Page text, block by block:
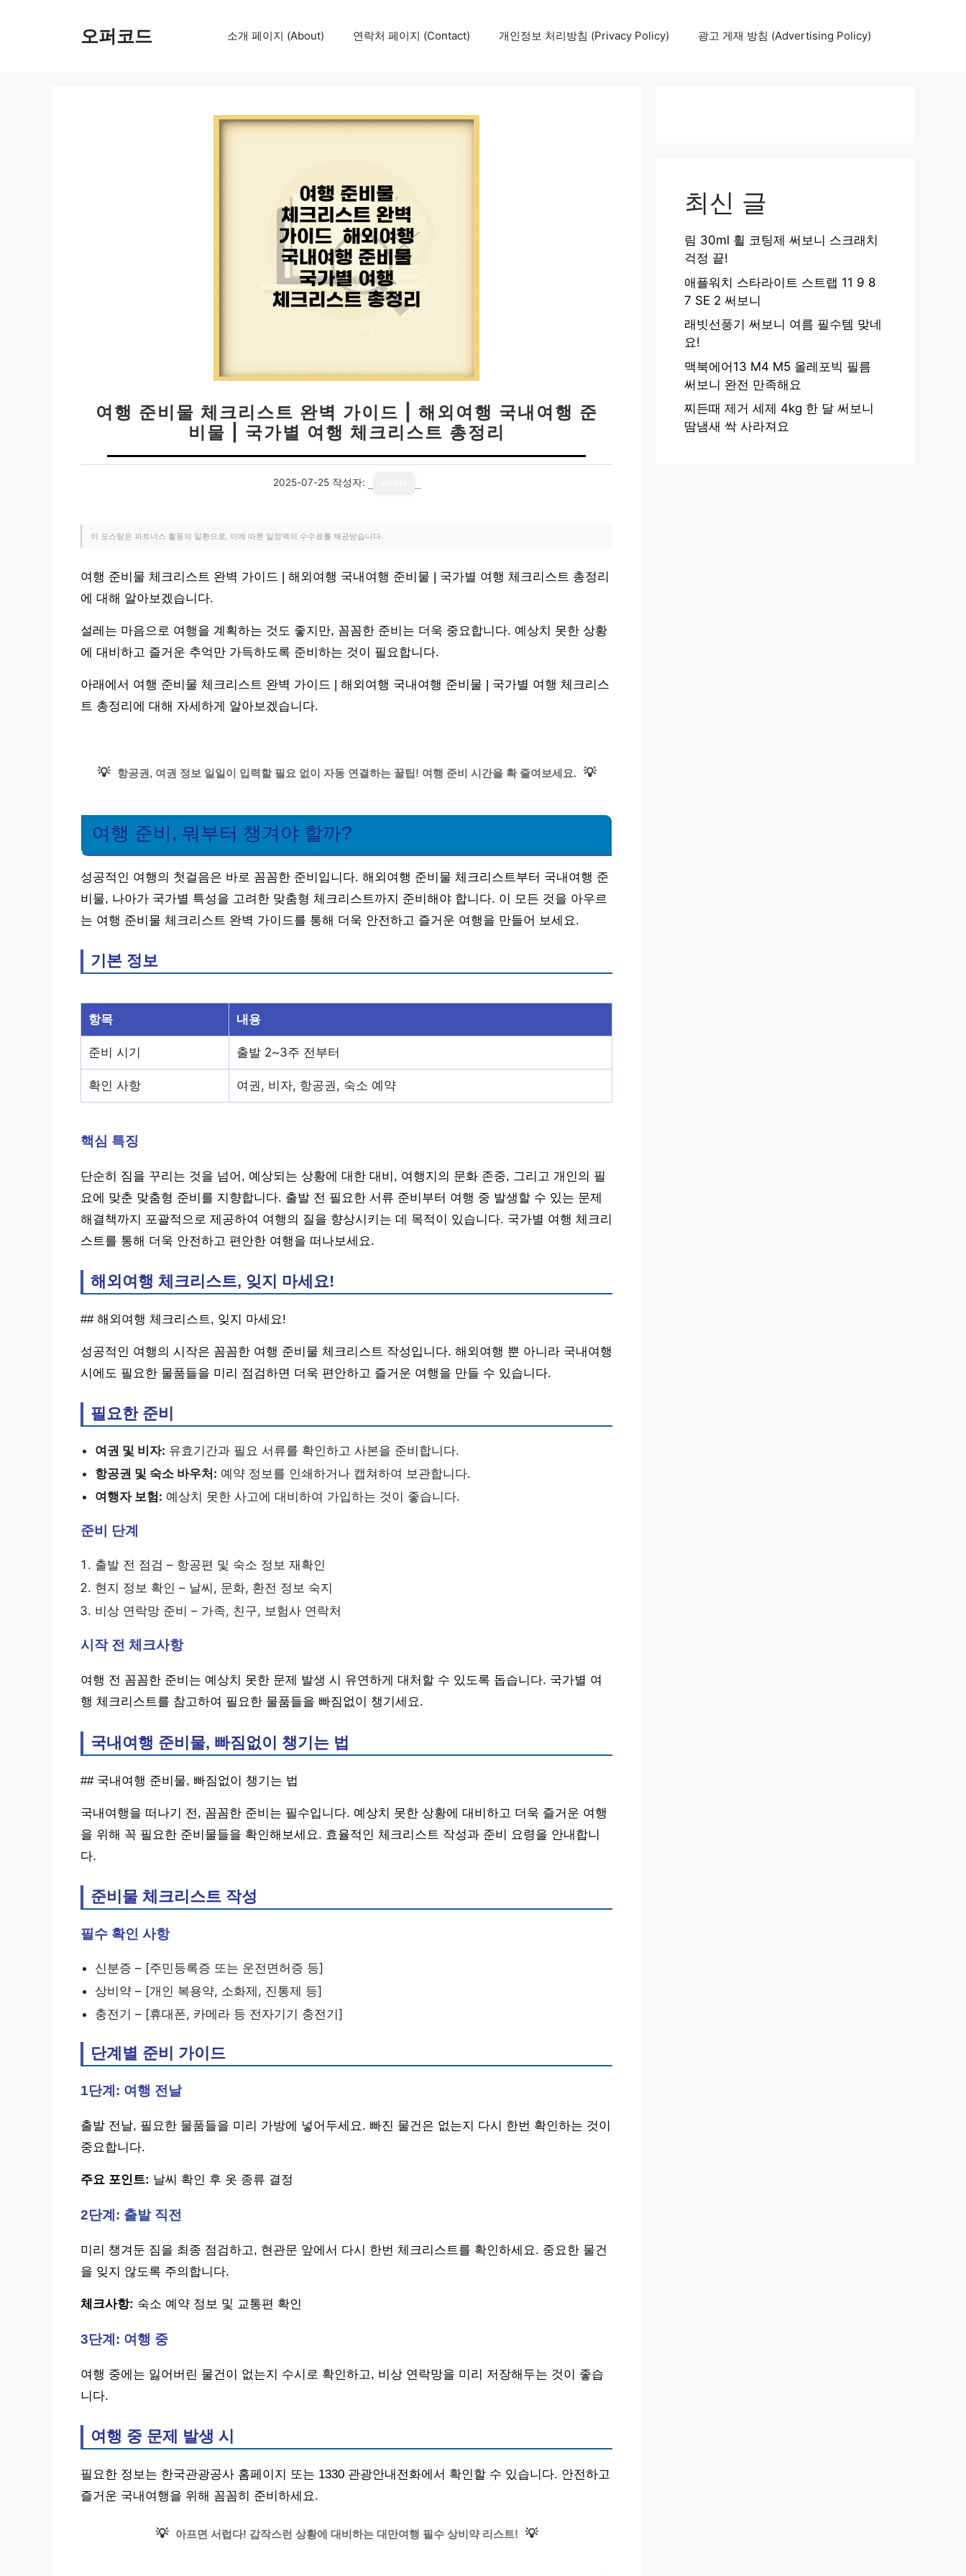
오퍼코드 소개 페이지 (About) 연락처 페이지 (Contact) 개인정보 처리방침 (Privacy Policy) 광고 게재 방침 (Advertising Policy)
여행 준비물 체크리스트 완벽 가이드 | 해외여행 국내여행 준
비물 | 국가별 여행 체크리스트 총정리
2025-07-25 작성자:
이 포스팅은 파트너스 활동의 일환으로, 이에 따른 일정액의 수수료를 제공받습니다.
여행 준비물 체크리스트 완벽 가이드 | 해외여행 국내여행 준비물 | 국가별 여행 체크리스트 총정리
에 대해 알아보겠습니다.
설레는 마음으로 여행을 계획하는 것도 좋지만, 꼼꼼한 준비는 더욱 중요합니다. 예상치 못한 상황
에 대비하고 즐거운 추억만 가득하도록 준비하는 것이 필요합니다.
아래에서 여행 준비물 체크리스트 완벽 가이드 | 해외여행 국내여행 준비물 | 국가별 여행 체크리스
트 총정리에 대해 자세하게 알아보겠습니다.
💡 항공권, 여권 정보 일일이 입력할 필요 없이 자동 연결하는 꿀팁! 여행 준비 시간을 확 줄여보세요. 💡
여행 준비, 뭐부터 챙겨야 할까?
성공적인 여행의 첫걸음은 바로 꼼꼼한 준비입니다. 해외여행 준비물 체크리스트부터 국내여행 준
비물, 나아가 국가별 특성을 고려한 맞춤형 체크리스트까지 준비해야 합니다. 이 모든 것을 아우르
는 여행 준비물 체크리스트 완벽 가이드를 통해 더욱 안전하고 즐거운 여행을 만들어 보세요.
기본 정보
항목 내용
준비 시기 출발 2~3주 전부터
확인 사항 여권, 비자, 항공권, 숙소 예약
핵심 특징
단순히 짐을 꾸리는 것을 넘어, 예상되는 상황에 대한 대비, 여행지의 문화 존중, 그리고 개인의 필
요에 맞춘 맞춤형 준비를 지향합니다. 출발 전 필요한 서류 준비부터 여행 중 발생할 수 있는 문제
해결책까지 포괄적으로 제공하여 여행의 질을 향상시키는 데 목적이 있습니다. 국가별 여행 체크리
스트를 통해 더욱 안전하고 편안한 여행을 떠나보세요.
해외여행 체크리스트, 잊지 마세요!
## 해외여행 체크리스트, 잊지 마세요!
성공적인 여행의 시작은 꼼꼼한 여행 준비물 체크리스트 작성입니다. 해외여행 뿐 아니라 국내여행
시에도 필요한 물품들을 미리 점검하면 더욱 편안하고 즐거운 여행을 만들 수 있습니다.
필요한 준비
여권 및 비자: 유효기간과 필요 서류를 확인하고 사본을 준비합니다.
항공권 및 숙소 바우처: 예약 정보를 인쇄하거나 캡쳐하여 보관합니다.
여행자 보험: 예상치 못한 사고에 대비하여 가입하는 것이 좋습니다.
준비 단계
출발 전 점검 – 항공편 및 숙소 정보 재확인
현지 정보 확인 – 날씨, 문화, 환전 정보 숙지
비상 연락망 준비 – 가족, 친구, 보험사 연락처
시작 전 체크사항
여행 전 꼼꼼한 준비는 예상치 못한 문제 발생 시 유연하게 대처할 수 있도록 돕습니다. 국가별 여
행 체크리스트를 참고하여 필요한 물품들을 빠짐없이 챙기세요.
국내여행 준비물, 빠짐없이 챙기는 법
## 국내여행 준비물, 빠짐없이 챙기는 법
국내여행을 떠나기 전, 꼼꼼한 준비는 필수입니다. 예상치 못한 상황에 대비하고 더욱 즐거운 여행
을 위해 꼭 필요한 준비물들을 확인해보세요. 효율적인 체크리스트 작성과 준비 요령을 안내합니
다.
준비물 체크리스트 작성
필수 확인 사항
신분증 – [주민등록증 또는 운전면허증 등]
상비약 – [개인 복용약, 소화제, 진통제 등]
충전기 – [휴대폰, 카메라 등 전자기기 충전기]
단계별 준비 가이드
1단계: 여행 전날
출발 전날, 필요한 물품들을 미리 가방에 넣어두세요. 빠진 물건은 없는지 다시 한번 확인하는 것이
중요합니다.
주요 포인트: 날씨 확인 후 옷 종류 결정
2단계: 출발 직전
미리 챙겨둔 짐을 최종 점검하고, 현관문 앞에서 다시 한번 체크리스트를 확인하세요. 중요한 물건
을 잊지 않도록 주의합니다.
체크사항: 숙소 예약 정보 및 교통편 확인
3단계: 여행 중
여행 중에는 잃어버린 물건이 없는지 수시로 확인하고, 비상 연락망을 미리 저장해두는 것이 좋습
니다.
여행 중 문제 발생 시
필요한 정보는 한국관광공사 홈페이지 또는 1330 관광안내전화에서 확인할 수 있습니다. 안전하고
즐거운 국내여행을 위해 꼼꼼히 준비하세요.
💡 아프면 서럽다! 갑작스런 상황에 대비하는 대만여행 필수 상비약 리스트! 💡
최신 글
림 30ml 휠 코팅제 써보니 스크래치
걱정 끝!
애플워치 스타라이트 스트랩 11 9 8
7 SE 2 써보니
래빗선풍기 써보니 여름 필수템 맞네
요!
맥북에어13 M4 M5 올레포빅 필름
써보니 완전 만족해요
찌든때 제거 세제 4kg 한 달 써보니
땀냄새 싹 사라져요